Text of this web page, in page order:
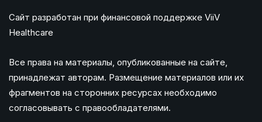
Сайт разработан при финансовой поддержке ViiV
Healthcare
Все права на материалы, опубликованные на сайте,
принадлежат авторам. Размещение материалов или их
фрагментов на сторонних ресурсах необходимо
согласовывать с правообладателями.